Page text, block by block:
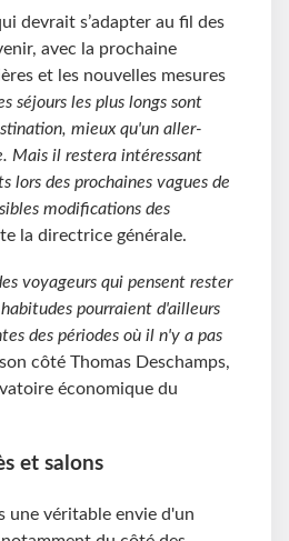
devrait s’adapter au fil des
avec la prochaine
et les nouvelles mesures
séjours les plus longs sont
mieux qu'un aller-
Mais il restera intéressant
lors des prochaines vagues de
modifications des
la directrice générale.
voyageurs qui pensent rester
pourraient d'ailleurs
des périodes où il n'y a pas
côté Thomas Deschamps,
économique du
et salons
une véritable envie d'un